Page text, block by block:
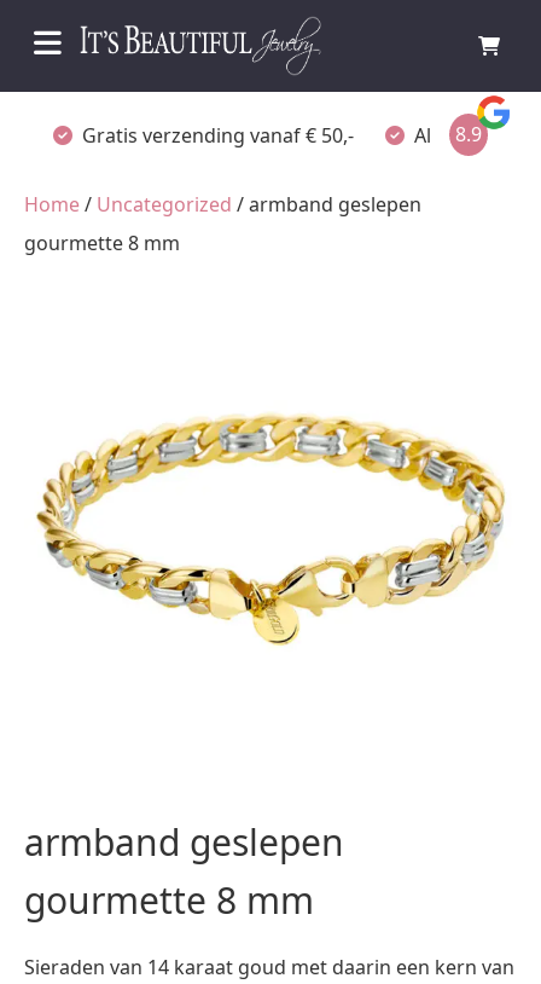
Gratis verzending vanaf € 50,- Altijd verpakt
8.9
Home/ Uncategorized / armband geslepen
gourmette 8 mm
armband geslepen
gourmette 8 mm
Sieraden van 14 karaat goud met daarin een kern van